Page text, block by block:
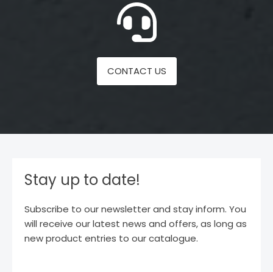
CONTACT US
Stay up to date!
Subscribe to our newsletter and stay inform. You
will receive our latest news and offers, as long as
new product entries to our catalogue.